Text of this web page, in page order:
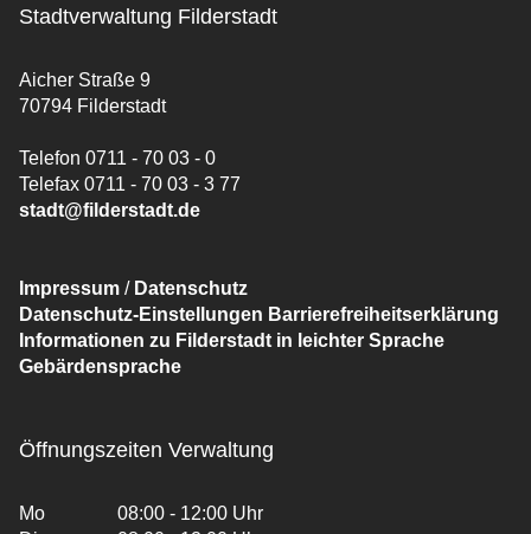
Stadtverwaltung Filderstadt
Aicher Straße 9
70794 Filderstadt
Telefon 0711 - 70 03 - 0
Telefax 0711 - 70 03 - 3 77
stadt@filderstadt.de
Impressum / Datenschutz
Datenschutz-Einstellungen Barrierefreiheitserklärung
Informationen zu Filderstadt in leichter Sprache
Gebärdensprache
Öffnungszeiten Verwaltung
Mo
08:00 - 12:00 Uhr